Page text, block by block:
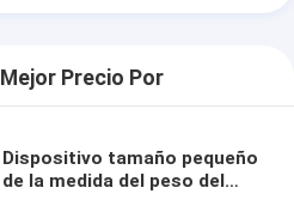
Precio Por
Dispositivo tamaño pequeño
de la medida del peso del